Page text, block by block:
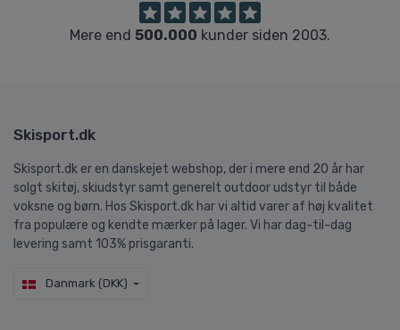
Mere end 500.000 kunder siden 2003.
Skisport.dk
Skisport.dk er en danskejet webshop, der i mere end 20 år har
solgt skitøj, skiudstyr samt generelt outdoor udstyr til både
voksne og børn. Hos Skisport.dk har vi altid varer af høj kvalitet
fra populære og kendte mærker på lager. Vi har dag-til-dag
levering samt 103% prisgaranti.
Danmark (DKK)